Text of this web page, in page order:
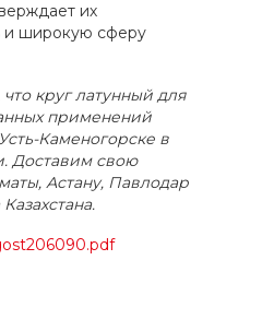
их
и широкую сферу
круг латунный для
применений
Каменогорске в
Доставим свою
Астану, Павлодар